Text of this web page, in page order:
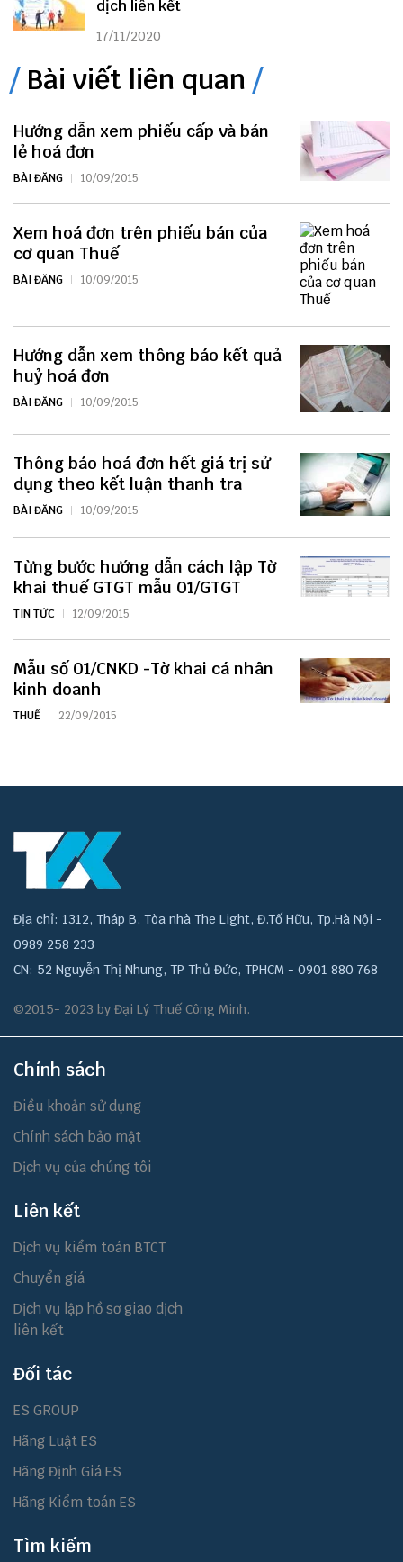
dịch liên kết
17/11/2020
Bài viết liên quan
Hướng dẫn xem phiếu cấp và bán
lẻ hoá đơn
BÀI ĐĂNG 10/09/2015
Xem hoá đơn trên phiếu bán của
cơ quan Thuế
BÀI ĐĂNG 10/09/2015
Hướng dẫn xem thông báo kết quả
huỷ hoá đơn
BÀI ĐĂNG 10/09/2015
Thông báo hoá đơn hết giá trị sử
dụng theo kết luận thanh tra
BÀI ĐĂNG 10/09/2015
Từng bước hướng dẫn cách lập Tờ
khai thuế GTGT mẫu 01/GTGT
TIN TỨC 12/09/2015
Mẫu số 01/CNKD -Tờ khai cá nhân
kinh doanh
THUẾ 22/09/2015
Địa chỉ: 1312, Tháp B, Tòa nhà The Light, Đ.Tố Hữu, Tp.Hà Nội -
0989 258 233
CN: 52 Nguyễn Thị Nhung, TP Thủ Đức, TPHCM - 0901 880 768
©2015- 2023 by Đại Lý Thuế Công Minh.
Chính sách
Điều khoản sử dụng
Chính sách bảo mật
Dịch vụ của chúng tôi
Liên kết
Dịch vụ kiểm toán BTCT
Chuyển giá
Dịch vụ lập hồ sơ giao dịch
liên kết
Đối tác
ES GROUP
Hãng Luật ES
Hãng Định Giá ES
Hãng Kiểm toán ES
Tìm kiếm